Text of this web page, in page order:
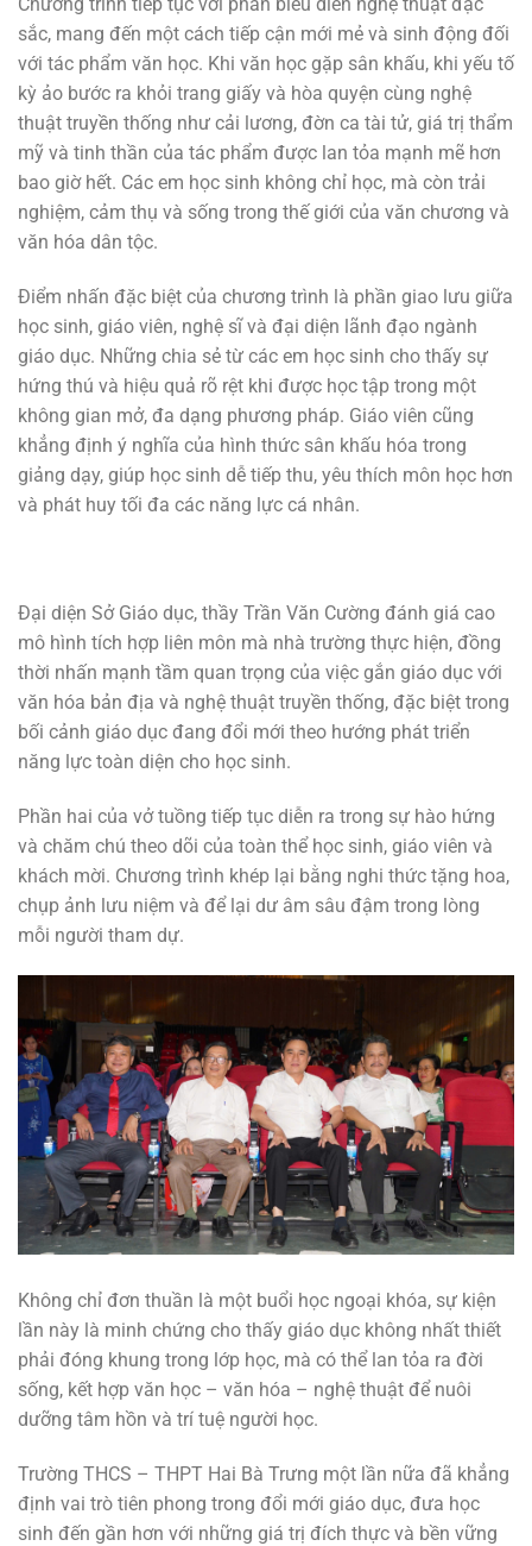
sắc, mang đến một cách tiếp cận mới mẻ và sinh động đối
với tác phẩm văn học. Khi văn học gặp sân khấu, khi yếu tố
kỳ ảo bước ra khỏi trang giấy và hòa quyện cùng nghệ
thuật truyền thống như cải lương, đờn ca tài tử, giá trị thẩm
mỹ và tinh thần của tác phẩm được lan tỏa mạnh mẽ hơn
bao giờ hết. Các em học sinh không chỉ học, mà còn trải
nghiệm, cảm thụ và sống trong thế giới của văn chương và
văn hóa dân tộc.
Điểm nhấn đặc biệt của chương trình là phần giao lưu giữa
học sinh, giáo viên, nghệ sĩ và đại diện lãnh đạo ngành
giáo dục. Những chia sẻ từ các em học sinh cho thấy sự
hứng thú và hiệu quả rõ rệt khi được học tập trong một
không gian mở, đa dạng phương pháp. Giáo viên cũng
khẳng định ý nghĩa của hình thức sân khấu hóa trong
giảng dạy, giúp học sinh dễ tiếp thu, yêu thích môn học hơn
và phát huy tối đa các năng lực cá nhân.
Đại diện Sở Giáo dục, thầy Trần Văn Cường đánh giá cao
mô hình tích hợp liên môn mà nhà trường thực hiện, đồng
thời nhấn mạnh tầm quan trọng của việc gắn giáo dục với
văn hóa bản địa và nghệ thuật truyền thống, đặc biệt trong
bối cảnh giáo dục đang đổi mới theo hướng phát triển
năng lực toàn diện cho học sinh.
Phần hai của vở tuồng tiếp tục diễn ra trong sự hào hứng
và chăm chú theo dõi của toàn thể học sinh, giáo viên và
khách mời. Chương trình khép lại bằng nghi thức tặng hoa,
chụp ảnh lưu niệm và để lại dư âm sâu đậm trong lòng
mỗi người tham dự.
Không chỉ đơn thuần là một buổi học ngoại khóa, sự kiện
lần này là minh chứng cho thấy giáo dục không nhất thiết
phải đóng khung trong lớp học, mà có thể lan tỏa ra đời
sống, kết hợp văn học – văn hóa – nghệ thuật để nuôi
dưỡng tâm hồn và trí tuệ người học.
Trường THCS – THPT Hai Bà Trưng một lần nữa đã khẳng
định vai trò tiên phong trong đổi mới giáo dục, đưa học
sinh đến gần hơn với những giá trị đích thực và bền vững